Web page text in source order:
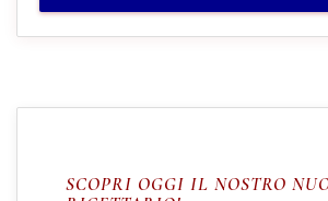
SCOPRI OGGI IL NOSTRO